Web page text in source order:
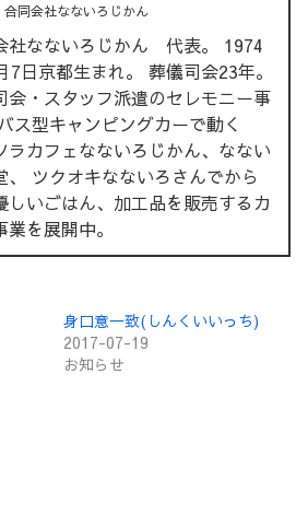
合同会社なないろじかん
社なないろじかん 代表。 1974
7日京都生まれ。 葬儀司会23年。
会・スタッフ派遣のセレモニー事
ス型キャンピングカーで動く
ラカフェなないろじかん、なない
、 ツクオキなないろさんでから
しいごはん、加工品を販売するカ
業を展開中。
身口意一致(しんくいいっち)
2017-07-19
お知らせ